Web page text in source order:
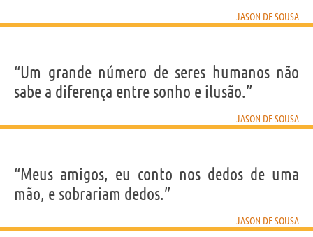
JASON DE SOUSA
“Um grande número de seres humanos não
sabe a diferença entre sonho e ilusão.”
JASON DE SOUSA
“Meus amigos, eu conto nos dedos de uma
mão, e sobrariam dedos.”
JASON DE SOUSA